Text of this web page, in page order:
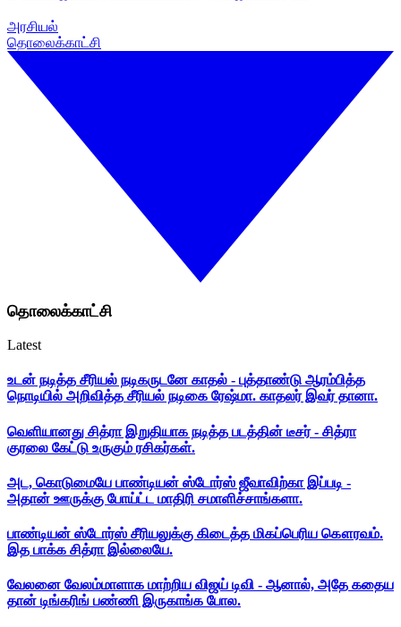
அரசியல்
தொலைக்காட்சி
தொலைக்காட்சி
Latest
உடன் நடித்த சீரியல் நடிகருடனே காதல் - புத்தாண்டு ஆரம்பித்த
நொடியில் அறிவித்த சீரியல் நடிகை ரேஷ்மா. காதலர் இவர் தானா.
வெளியானது சித்ரா இறுதியாக நடித்த படத்தின் டீசர் - சித்ரா
குரலை கேட்டு உருகும் ரசிகர்கள்.
அட, கொடுமையே பாண்டியன் ஸ்டோர்ஸ் ஜீவாவிற்கா இப்படி -
அதான் ஊருக்கு போய்ட்ட மாதிரி சமாளிச்சாங்களா.
பாண்டியன் ஸ்டோர்ஸ் சீரியலுக்கு கிடைத்த மிகப்பெரிய கௌரவம்.
இத பாக்க சித்ரா இல்லையே.
வேலனை வேலம்மாளாக மாற்றிய விஜய் டிவி - ஆனால், அதே கதைய
தான் டிங்கரிங் பண்ணி இருகாங்க போல.